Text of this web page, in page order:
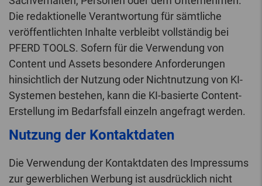
Die redaktionelle Verantwortung für sämtliche
veröffentlichten Inhalte verbleibt vollständig bei
PFERD TOOLS. Sofern für die Verwendung von
Content und Assets besondere Anforderungen
hinsichtlich der Nutzung oder Nichtnutzung von KI-
Systemen bestehen, kann die KI-basierte Content-
Erstellung im Bedarfsfall einzeln angefragt werden.
Nutzung der Kontaktdaten
Die Verwendung der Kontaktdaten des Impressums
zur gewerblichen Werbung ist ausdrücklich nicht